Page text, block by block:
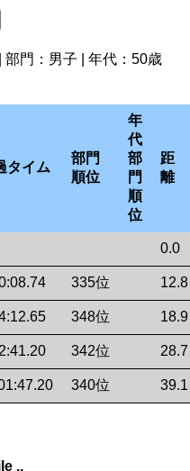
部門：男子 | 年代：50歳
タイム
部門
順位
年
代
部
門
順
位
距
離
0.0
335位 12.8
348位 18.9
342位 28.7
340位 39.1
..